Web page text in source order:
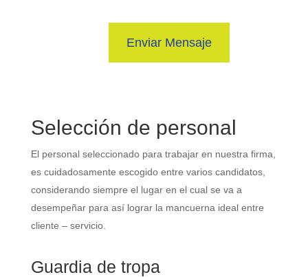
Enviar Mensaje
Selección de personal
El personal seleccionado para trabajar en nuestra firma,
es cuidadosamente escogido entre varios candidatos,
considerando siempre el lugar en el cual se va a
desempeñar para así lograr la mancuerna ideal entre
cliente – servicio.
Guardia de tropa